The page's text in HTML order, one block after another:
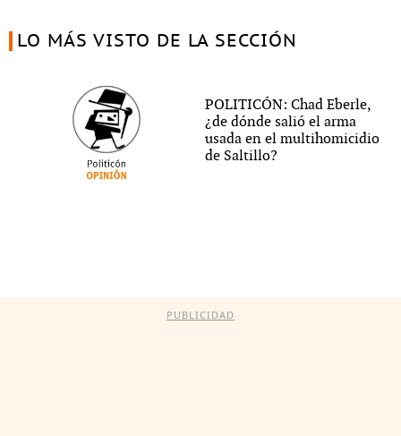
LO MÁS VISTO DE LA SECCIÓN
POLITICÓN: Chad Eberle,
¿de dónde salió el arma
usada en el multihomicidio
de Saltillo?
PUBLICIDAD